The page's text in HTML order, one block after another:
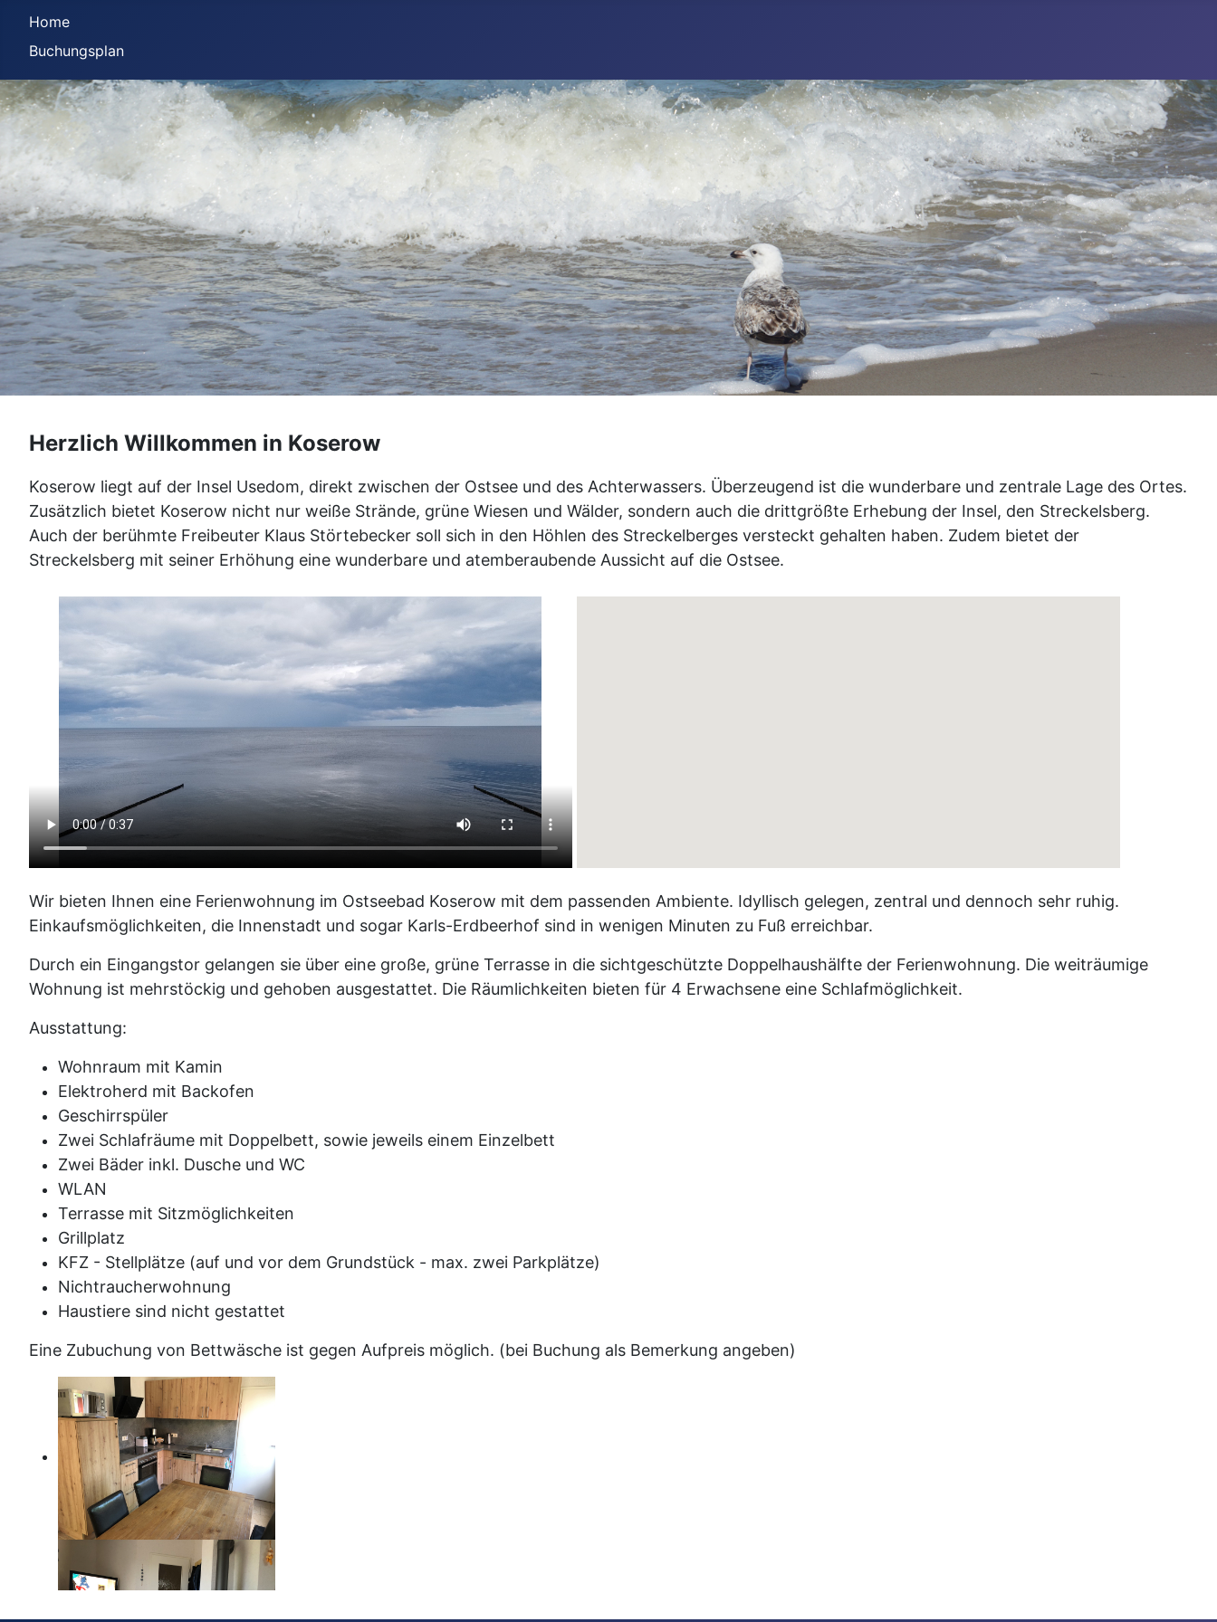
Home
Buchungsplan
Herzlich Willkommen in Koserow
Koserow liegt auf der Insel Usedom, direkt zwischen der Ostsee und des Achterwassers. Überzeugend ist die wunderbare und zentrale Lage des Ortes.
Zusätzlich bietet Koserow nicht nur weiße Strände, grüne Wiesen und Wälder, sondern auch die drittgrößte Erhebung der Insel, den Streckelsberg.
Auch der berühmte Freibeuter Klaus Störtebecker soll sich in den Höhlen des Streckelberges versteckt gehalten haben. Zudem bietet der
Streckelsberg mit seiner Erhöhung eine wunderbare und atemberaubende Aussicht auf die Ostsee.
Wir bieten Ihnen eine Ferienwohnung im Ostseebad Koserow mit dem passenden Ambiente. Idyllisch gelegen, zentral und dennoch sehr ruhig.
Einkaufsmöglichkeiten, die Innenstadt und sogar Karls-Erdbeerhof sind in wenigen Minuten zu Fuß erreichbar.
Durch ein Eingangstor gelangen sie über eine große, grüne Terrasse in die sichtgeschützte Doppelhaushälfte der Ferienwohnung. Die weiträumige
Wohnung ist mehrstöckig und gehoben ausgestattet. Die Räumlichkeiten bieten für 4 Erwachsene eine Schlafmöglichkeit.
Ausstattung:
Wohnraum mit Kamin
Elektroherd mit Backofen
Geschirrspüler
Zwei Schlafräume mit Doppelbett, sowie jeweils einem Einzelbett
Zwei Bäder inkl. Dusche und WC
WLAN
Terrasse mit Sitzmöglichkeiten
Grillplatz
KFZ - Stellplätze (auf und vor dem Grundstück - max. zwei Parkplätze)
Nichtraucherwohnung
Haustiere sind nicht gestattet
Eine Zubuchung von Bettwäsche ist gegen Aufpreis möglich. (bei Buchung als Bemerkung angeben)